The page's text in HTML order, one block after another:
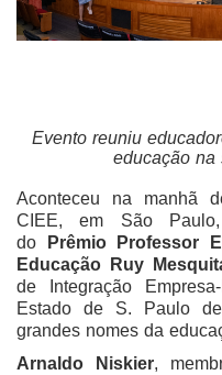
Evento reuniu
educação na
Aconteceu na manhã
CIEE, em São
do
Prêmio Professor
Educação Ruy
de Integração
Estado de S. Paulo
grandes nomes da
Arnaldo Niskier,